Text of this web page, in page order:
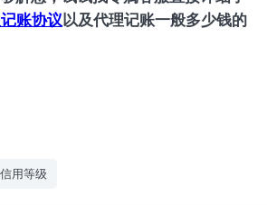
账协议以及代理记账一般多少钱的
用等级